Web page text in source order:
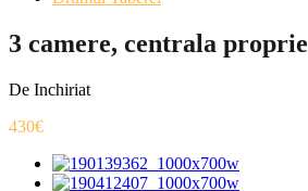
3 camere, centrala proprie
De Inchiriat
430€